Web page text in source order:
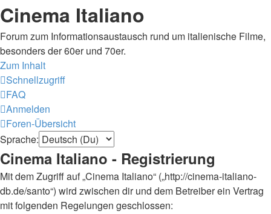
Cinema Italiano
Forum zum Informationsaustausch rund um italienische Filme,
besonders der 60er und 70er.
Zum Inhalt
Schnellzugriff
FAQ
Anmelden
Foren-Übersicht
Sprache:
Cinema Italiano - Registrierung
Mit dem Zugriff auf „Cinema Italiano“ („http://cinema-italiano-
db.de/santo“) wird zwischen dir und dem Betreiber ein Vertrag
mit folgenden Regelungen geschlossen: